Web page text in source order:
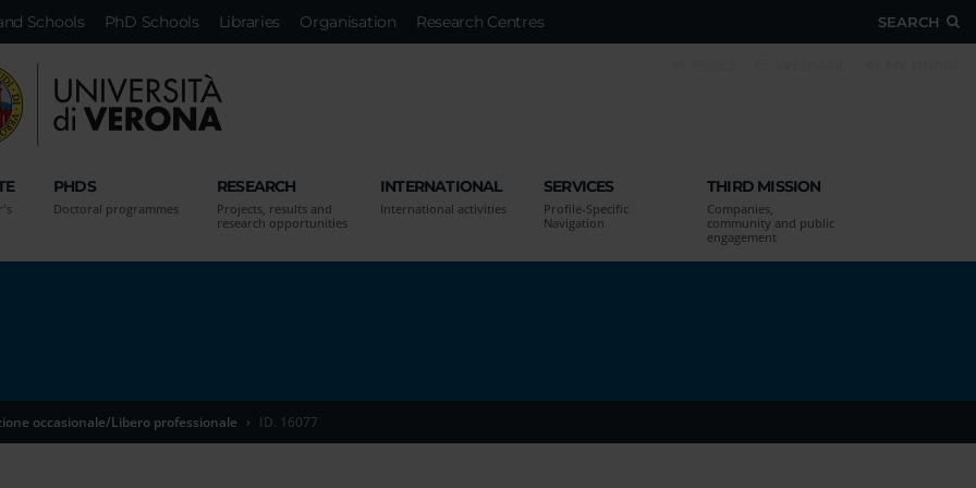
SEARCH
Schools PhD Schools Libraries Organisation Research Centres
PHDS
Doctoral programmes
RESEARCH
Projects, results and
research opportunities
INTERNATIONAL
International activities
SERVICES
Profile-Specific
Navigation
THIRD MISSION
Companies,
community and public
engagement
occasionale/Libero professionale ID. 16077